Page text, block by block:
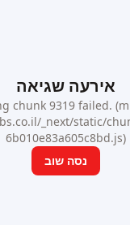
שגיאה
Loading chunk 9319
https://hbs.co.il/_next/